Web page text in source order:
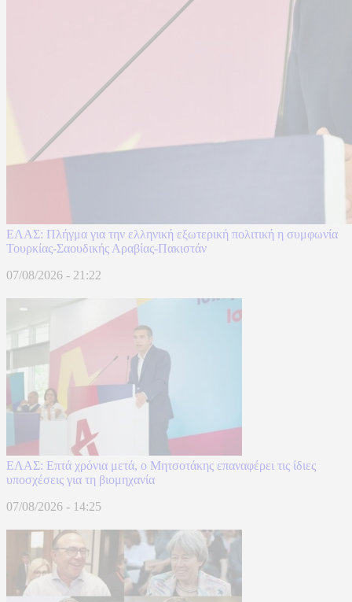
ΕΛΑΣ: Πλήγμα για την ελληνική εξωτερική πολιτική η συμφωνία
Τουρκίας-Σαουδικής Αραβίας-Πακιστάν
07/08/2026 - 21:22
ΕΛΑΣ: Επτά χρόνια μετά, ο Μητσοτάκης επαναφέρει τις ίδιες
υποσχέσεις για τη βιομηχανία
07/08/2026 - 14:25